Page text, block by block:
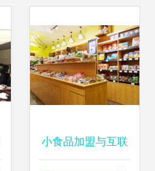
小食品加盟与互联